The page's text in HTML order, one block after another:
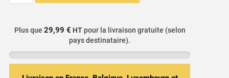
Réserve
50ml
Plus que 29,99 € HTpour la livraison gratuite (selon
pays destinataire).